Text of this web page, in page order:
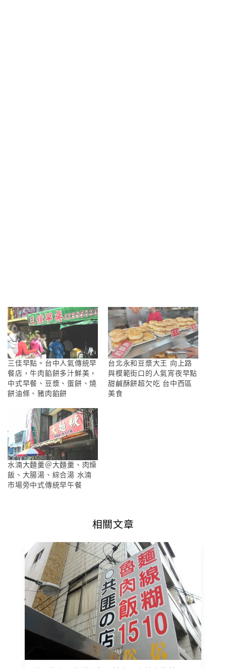
三佳早點。台中人氣傳統早
餐店，牛肉餡餅多汁鮮美，
中式早餐、豆漿、蛋餅、燒
餅油條、豬肉餡餅
台北永和豆漿大王 向上路
與模範街口的人氣宵夜早點
甜鹹酥餅超欠吃 台中西區
美食
水湳大麵羹＠大麵羹、肉燥
飯、大腸湯、綜合湯 水湳
市場旁中式傳統早午餐
相關文章